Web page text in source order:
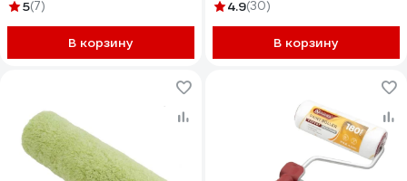
5(7)
В корзину
4.9(30)
В корзину